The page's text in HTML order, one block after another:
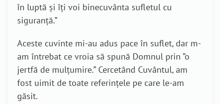
în luptă și îți voi binecuvânta sufletul cu
siguranță.”
Aceste cuvinte mi-au adus pace în suflet, dar m-
am întrebat ce vroia să spună Domnul prin ”o
jertfă de mulțumire.” Cercetând Cuvântul, am
fost uimit de toate referințele pe care le-am
găsit.